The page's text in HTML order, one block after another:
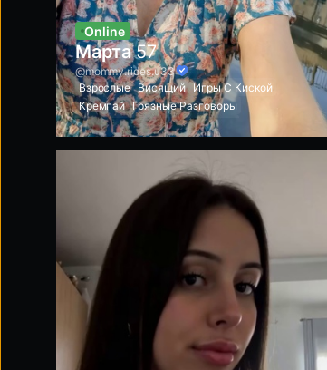
Online
Марта57
@mommy.rides.u33
Взрослые Висящий Игры С Киской
Кремпай Грязные Разговоры
Сосание Сосков Фут-Фетиш
Седые Волосы Миссионерская Поза